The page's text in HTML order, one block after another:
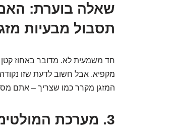
תסבול מבעיות
חד משמעית לא. מדובר באחוז קטן
מקפיא. אבל חשוב לדעת שזו
המזגן מקרר כמו שצריך – אתם
3. מערכת